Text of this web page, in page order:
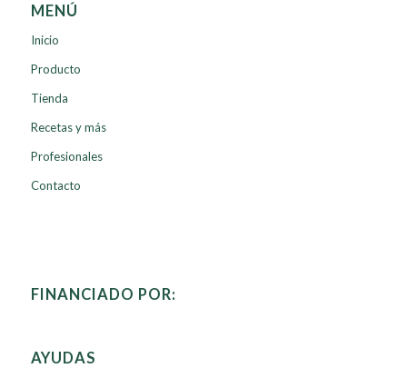
MENÚ
Inicio
Producto
Tienda
Recetas y más
Profesionales
Contacto
FINANCIADO POR:
AYUDAS